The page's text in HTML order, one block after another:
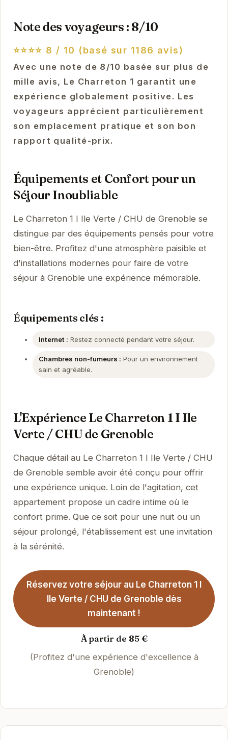
Note des voyageurs : 8/10
⭐⭐⭐⭐ 8 / 10 (basé sur 1186 avis)
Avec une note de 8/10 basée sur plus de
mille avis, Le Charreton 1 garantit une
expérience globalement positive. Les
voyageurs apprécient particulièrement
son emplacement pratique et son bon
rapport qualité-prix.
Équipements et Confort pour un
Séjour Inoubliable
Le Charreton 1 I Ile Verte / CHU de Grenoble se
distingue par des équipements pensés pour votre
bien-être. Profitez d'une atmosphère paisible et
d'installations modernes pour faire de votre
séjour à Grenoble une expérience mémorable.
Équipements clés :
Internet : Restez connecté pendant votre séjour.
Chambres non-fumeurs : Pour un environnement
sain et agréable.
L'Expérience Le Charreton 1 I Ile
Verte / CHU de Grenoble
Chaque détail au Le Charreton 1 I Ile Verte / CHU
de Grenoble semble avoir été conçu pour offrir
une expérience unique. Loin de l'agitation, cet
appartement propose un cadre intime où le
confort prime. Que ce soit pour une nuit ou un
séjour prolongé, l'établissement est une invitation
à la sérénité.
Réservez votre séjour au Le Charreton 1 I
Ile Verte / CHU de Grenoble dès
maintenant !
À partir de 85 €
(Profitez d'une expérience d'excellence à
Grenoble)